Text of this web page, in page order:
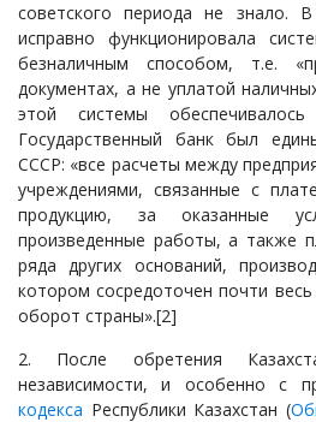
советского периода не
исправно функционировала
безналичным способом, т.е.
документах, а не уплатой
этой системы
Государственный банк был
СССР: «все расчеты между
учреждениями, связанные с
продукцию, за оказанные
произведенные работы, а также
ряда других оснований,
котором сосредоточен почти
оборот страны».[2]
2. После обретения
независимости, и особенно с
кодекса Республики Казахстан (